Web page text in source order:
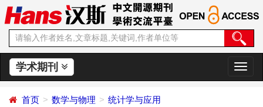
学术期刊
切
换
首页 数学与物理
统计学与应用